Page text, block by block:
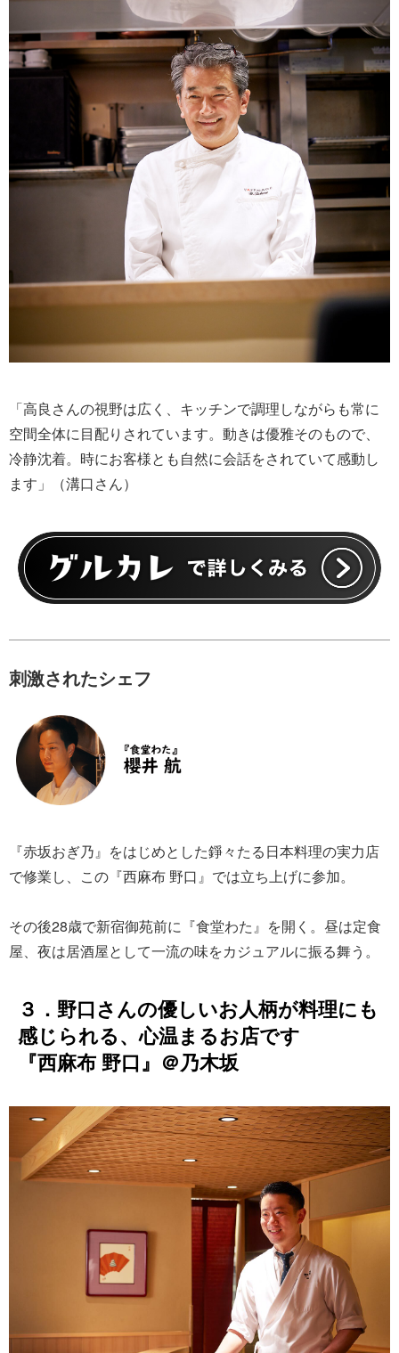
「高良さんの視野は広く、キッチンで調理しながらも常に
空間全体に目配りされています。動きは優雅そのもので、
冷静沈着。時にお客様とも自然に会話をされていて感動し
ます」（溝口さん）
刺激されたシェフ
『赤坂おぎ乃』をはじめとした錚々たる日本料理の実力店
で修業し、この『西麻布 野口』では立ち上げに参加。
その後28歳で新宿御苑前に『食堂わた』を開く。昼は定食
屋、夜は居酒屋として一流の味をカジュアルに振る舞う。
３．野口さんの優しいお人柄が料理にも
感じられる、心温まるお店です
『西麻布 野口』＠乃木坂